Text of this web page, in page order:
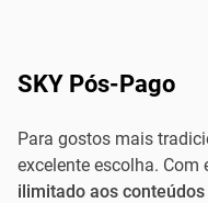
SKY Pós-Pago
Para gostos mais
excelente escolha. Com
ilimitado aos